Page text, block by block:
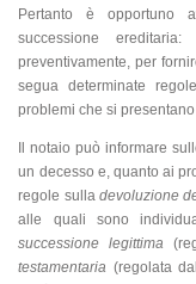
Pertanto è opportuno
successione
preventivamente, per
segua determinate
problemi che si
Il notaio può informare
un decesso e, quanto ai
regole sulla devoluzione
alle quali sono
successione legittima
testamentaria (regolata